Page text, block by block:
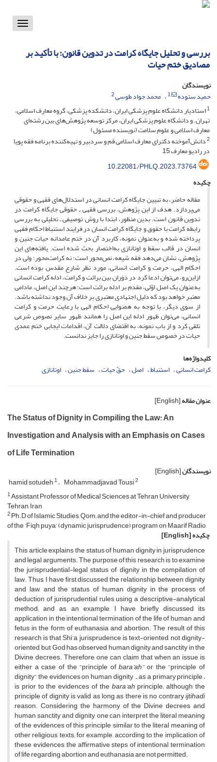
Toggle
بررسی و تحلیل جایگاه کرامت در تدوین قانون؛ با تأکید بر
مصادیق ختم حیات
نویسندگان
حمید ستوده
1 محمد جواد طوسی2
1استادیار دانشگاه علوم پزشکی ایران، دانشکده پزشکی، گروه معارف اسلامی،
تهران. و دانشگاه علوم پزشکی ایران، مرکز توسعه پژوهش‌های بین رشته‌ای
معارف اسلامی و علوم سلامت (نویسنده مسئول)
2دانش‌آموخته دکترای معارف اسلامی قم و سردبیر و تهیه‌کننده برنامه فقه پویا
در رادیو معارف 15
10.22081/PHLQ.2023.73764
چکیده
مقاله حاضر، به تبیین جایگاه کرامت انسانی در استدلال‌های فقهی و حقوقی
می‌پردازد. هدف از این پژوهش، بررسی فقهی ـ حقوقی جایگاه کرامت در
تدوین قانون است. بدین منظور، ابتدا با روش توصیفی ـ تحلیلی به بررسی
رابطه کرامت با حقوق و جایگاه کرامت انسان در فرایند استنباط احکام فقهی
پرداخته شده و به‌عنوان نمونه، کاربرد آن در ختم عامدانه حیات جنین و
انسان در قالب سقط و اوتانازی به‌اختصار بحث شده است. یافته‌های این
پژوهش، نشان می‌دهد فقه شیعه، نص‌محور است؛ نه کرامت‌محور؛ ولی در
احکام الهی، حرمت و کرامت انسانی، مورد نظر شارع مقدس بوده است.
ازاین‌رو، می‌توان ادعا کرد در دَوَران بین برائت و کرامت، ادله کرامت انسانی
به‌عنوان یک اصل اوّلی، مقدم بر ادله برائت است؛ هرچند این اصل، مادامی
معتبر خواهد بود که دلیل اجتهادی معتبری بر خلاف آن وجود نداشته باشد.
از سوی دیگر، با توجه به همنوایی احکام الهی با رعایت حرمت و کرامت
انسانی، می‌توان ظهور ادله این اصل را همانند ظهور سایر نصوص شرعی
تلقی کرد و از باب نمونه، به اقتضای دلالت آن، اقدامات ایجابی ختم عمدی
حیات در خصوص سقط جنین و اوتانازی را جایز ندانست.
کلیدواژه‌ها
کرامت انسانی استنباط اصل حقّ حیات سقط جنین اوتانازی
عنوان مقاله[English]
The Status of Dignity in Compiling the Law: An
Investigation and Analysis with an Emphasis on Cases
of Life Termination
نویسندگان[English]
hamid sotudeh1 Mohammadjavad Tousi2
1Assistant Professor of Medical Sciences at Tehran University,
Tehran, Iran
2Ph.D of Islamic Studies, Qom; and the editor-in-chief and producer
of the ‘Fiqh puya’ (dynamic jurisprudence) program on Maarif Radio
چکیده[English]
This article explains the status of human dignity in jurisprudence
and legal arguments. The purpose of this research is to examine
the jurisprudential-legal status of dignity in the compilation of
law. Thus, I have first discussed the relationship between dignity
and law, and the status of human dignity in the process of
deduction of jurisprudential rules using a descriptive-analytical
method; and as an example, I have briefly discussed its
application in the intentional termination of the life of human and
fetus in the form of euthanasia and abortion. The result of this
research is that Shi’a jurisprudence is text-oriented, not dignity-
oriented, but God has observed human dignity and sanctity in the
Divine decrees. Therefore, one can claim that when an issue is
either a case of the “principle ofbara’ah”or the “principle of
dignity”, the evidences on human dignity ـ as a primary principle –
is prior to the evidences of thebara’ah principle; although the
principle of dignity is valid as long as there is no contraryijtihadi
reason. Considering the harmony of the Divine decrees and
human sanctity and dignity, one can interpret the literal meaning
of the evidences of this principle similar to the literal meaning of
other religious texts; for example, according to the implication of
these evidences, the affirmative steps of intentional termination
of life regarding abortion and euthanasia are not permitted.